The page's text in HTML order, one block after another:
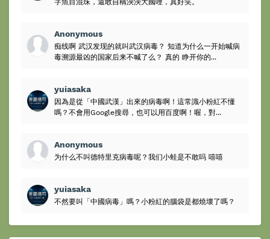
Anonymous
痴线啊 武汉发现的就叫武汉病毒？ 知道为什么一开始喊病
毒溯源最凶的国家后来不喊了么？ 真的 睁开你的...
yuiasaka
因為是從「中國武漢」出來的病毒啊！這常識小粉紅不懂
嗎？不會用Google搜尋，也可以用百度啊！喔，對...
Anonymous
为什么不叫德特里克病毒呢？我们小蛙是不敢吗 嘻嘻
yuiasaka
不然要叫「中國病毒」嗎？小粉紅的腦袋是都燒壞了嗎？